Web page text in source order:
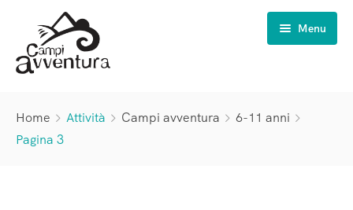
Menu
6-11 anni
Estate INPSieme
Home Attività Campi avventura
6-11 anni
Pagina 3